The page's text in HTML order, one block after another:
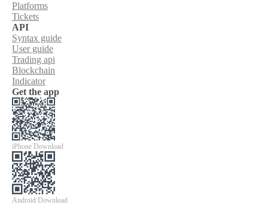
Platforms
Tickets
API
Syntax guide
User guide
Trading api
Blockchain
Indicator
Get the app
iPhone Download
Android Download